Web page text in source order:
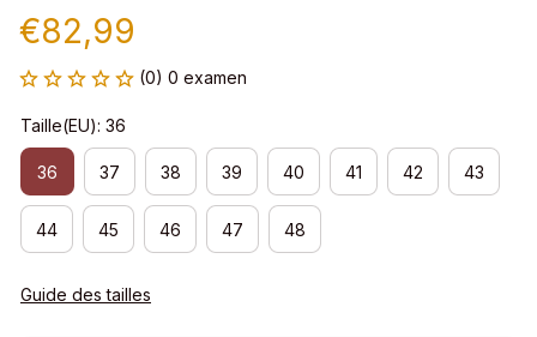
€82,99
(0) 0 examen
Taille(EU): 36
36 37 38 39 40 41 42 43
44 45 46 47 48
Guide des tailles